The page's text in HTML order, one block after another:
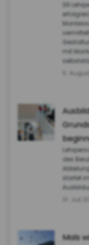
39
mit
5.
des
startet
Mals